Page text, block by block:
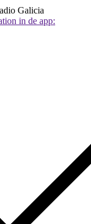
Galicia
in de app: